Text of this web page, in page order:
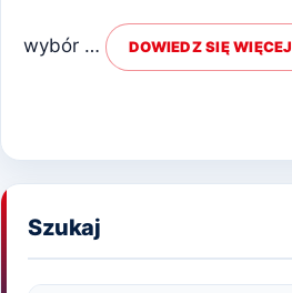
wybór … DOWIEDZ SIĘ WIĘCEJ
Szukaj